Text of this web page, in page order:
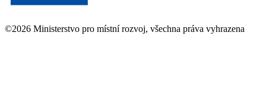
©2026 Ministerstvo pro místní rozvoj, všechna práva vyhrazena